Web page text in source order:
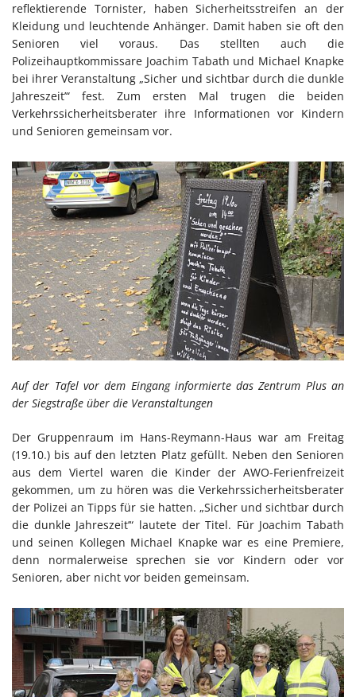
reflektierende Tornister, haben Sicherheitsstreifen an der
Kleidung und leuchtende Anhänger. Damit haben sie oft den
Senioren viel voraus. Das stellten auch die
Polizeihauptkommissare Joachim Tabath und Michael Knapke
bei ihrer Veranstaltung „Sicher und sichtbar durch die dunkle
Jahreszeit’“ fest. Zum ersten Mal trugen die beiden
Verkehrssicherheitsberater ihre Informationen vor Kindern
und Senioren gemeinsam vor.
Auf der Tafel vor dem Eingang informierte das Zentrum Plus an
der Siegstraße über die Veranstaltungen
Der Gruppenraum im Hans-Reymann-Haus war am Freitag
(19.10.) bis auf den letzten Platz gefüllt. Neben den Senioren
aus dem Viertel waren die Kinder der AWO-Ferienfreizeit
gekommen, um zu hören was die Verkehrssicherheitsberater
der Polizei an Tipps für sie hatten. „Sicher und sichtbar durch
die dunkle Jahreszeit’“ lautete der Titel. Für Joachim Tabath
und seinen Kollegen Michael Knapke war es eine Premiere,
denn normalerweise sprechen sie vor Kindern oder vor
Senioren, aber nicht vor beiden gemeinsam.